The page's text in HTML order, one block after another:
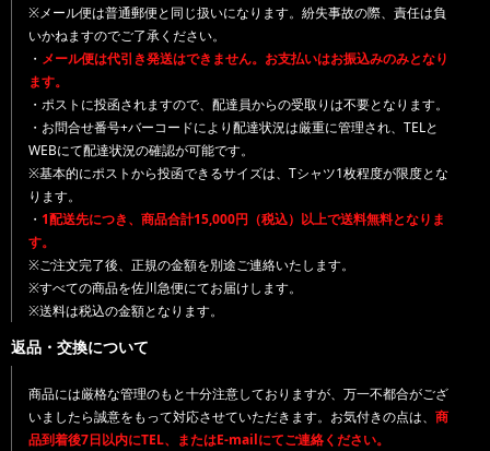
※メール便は普通郵便と同じ扱いになります。紛失事故の際、責任は負
いかねますのでご了承ください。
・ メール便は代引き発送はできません。お支払いはお振込みのみとなり
ます。
・ポストに投函されますので、配達員からの受取りは不要となります。
・お問合せ番号+バーコードにより配達状況は厳重に管理され、TELと
WEBにて配達状況の確認が可能です。
※基本的にポストから投函できるサイズは、Tシャツ1枚程度が限度とな
ります。
・ 1配送先につき、商品合計15,000円（税込）以上で送料無料となりま
す。
※ご注文完了後、正規の金額を別途ご連絡いたします。
※すべての商品を佐川急便にてお届けします。
※送料は税込の金額となります。
返品・交換について
商品には厳格な管理のもと十分注意しておりますが、万一不都合がござ
いましたら誠意をもって対応させていただきます。お気付きの点は、 商
品到着後7日以内にTEL、またはE-mailにてご連絡ください。